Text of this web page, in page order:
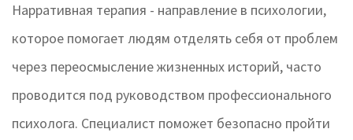
Нарративная терапия - направление в психологии,
которое помогает людям отделять себя от проблем
через переосмысление жизненных историй, часто
проводится под руководством профессионального
психолога. Специалист поможет безопасно пройти